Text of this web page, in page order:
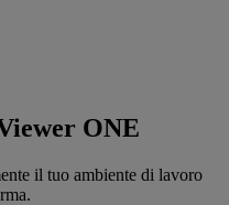
ONE
il tuo ambiente di lavoro